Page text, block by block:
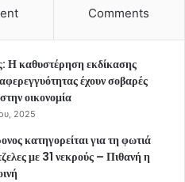
Comments
Η καθυστέρηση εκδίκασης
έχουν σοβαρές
οικονομία
2025
κατηγορείται για τη φωτιά
με 31 νεκρούς – Πιθανή η